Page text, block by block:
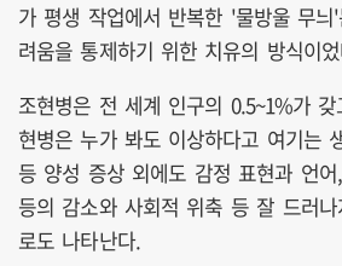
가 평생 작업에서 반복한 '물방울 무
려움을 통제하기 위한 치유의 방식이
조현병은 전 세계 인구의 0.5~1%가
현병은 누가 봐도 이상하다고 여기는
등 양성 증상 외에도 감정 표현과 언
등의 감소와 사회적 위축 등 잘 드러
로도 나타난다.